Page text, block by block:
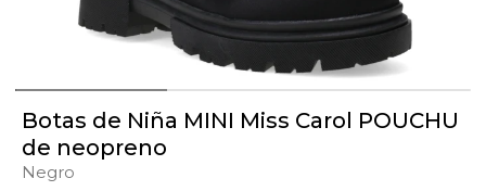
Botas de Niña MINI Miss Carol POUCHU
de neopreno
Negro